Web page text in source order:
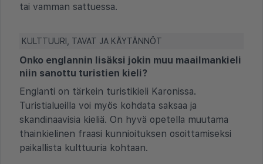
tai vamman sattuessa.
KULTTUURI, TAVAT JA KÄYTÄNNÖT
Onko englannin lisäksi jokin muu maailmankieli
niin sanottu turistien kieli?
Englanti on tärkein turistikieli Karonissa.
Turistialueilla voi myös kohdata saksaa ja
skandinaavisia kieliä. On hyvä opetella muutama
thainkielinen fraasi kunnioituksen osoittamiseksi
paikallista kulttuuria kohtaan.